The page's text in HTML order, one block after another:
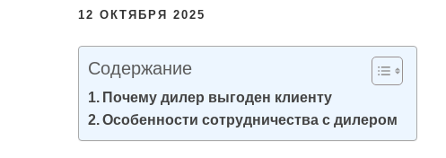
12 ОКТЯБРЯ 2025
Содержание
Почему дилер выгоден клиенту
Особенности сотрудничества с дилером